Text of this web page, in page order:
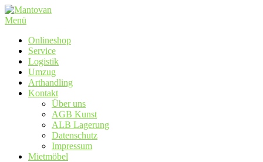
Zum
Inhalt
Menü
Onlineshop
Service
Logistik
Umzug
Arthandling
Kontakt
Über uns
AGB Kunst
ALB Lagerung
Datenschutz
Impressum
Mietmöbel